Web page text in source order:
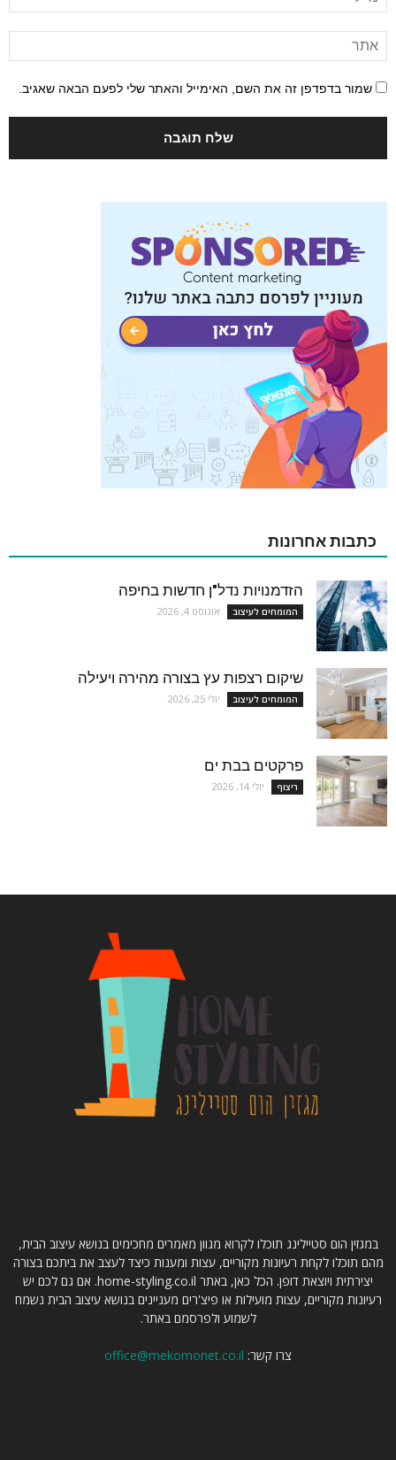
שמור בדפדפן זה את השם, האימייל והאתר שלי לפעם הבאה שאגיב.
כתבות אחרונות
הזדמנויות נדל"ן חדשות בחיפה
המומחים לעיצוב אוגוסט 4, 2026
שיקום רצפות עץ בצורה מהירה ויעילה
המומחים לעיצוב יולי 25, 2026
פרקטים בבת ים
ריצוף יולי 14, 2026
במגזין הום סטיילינג תוכלו לקרוא מגוון מאמרים מחכימים בנושא עיצוב הבית,
מהם תוכלו לקחת רעיונות מקוריים, עצות ומענות כיצד לעצב את ביתכם בצורה
יצירתית ויוצאת דופן. הכל כאן, באתר home-styling.co.il. אם גם לכם יש
רעיונות מקוריים, עצות מועילות או פיצ'רים מעניינים בנושא עיצוב הבית נשמח
לשמוע ולפרסמם באתר.
צרו קשר: office@mekomonet.co.il